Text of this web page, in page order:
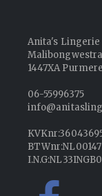
Anita's Lingerie
1447XA
06-55996375